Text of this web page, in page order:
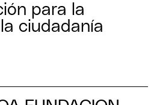
para la
ciudadanía